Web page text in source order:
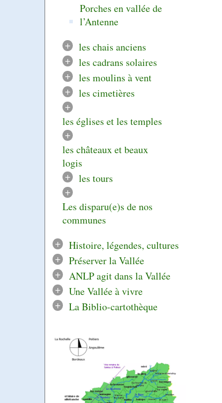
Porches en vallée de
l’Antenne
+
les chais anciens
+
les cadrans solaires
+
les moulins à vent
+
les cimetières
+
les églises et les temples
+
les châteaux et beaux
logis
+
les tours
+
Les disparu(e)s de nos
communes
+
Histoire, légendes, cultures
+
Préserver la Vallée
+
ANLP agit dans la Vallée
+
Une Vallée à vivre
+
La Biblio-cartothèque